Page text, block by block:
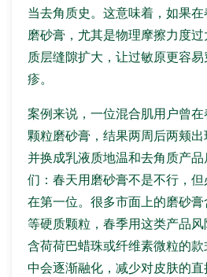
当去角质史。这意味着，如果
磨砂膏，尤其是物理摩擦力度
质层缝隙扩大，让过敏原更容
疹。
案例来说，一位混合肌用户曾
颗粒磨砂膏，结果两周后两颊
并换成乳液质地温和去角质产
们：春天用磨砂膏不是不行，但
在第一位。很多市面上的磨砂
等硬质颗粒，春季用这类产品
含荷荷巴蜡珠或纤维素微粒的
中会逐渐融化，减少对皮肤的直